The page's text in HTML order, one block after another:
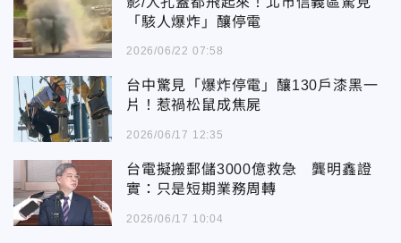
「駭人爆炸」釀停電
2026/06/22 07:58
台中驚見「爆炸停電」釀130戶漆黑一
片！惹禍松鼠成焦屍
2026/06/17 12:35
台電擬搬郵儲3000億救急 龔明鑫證
實：只是短期業務周轉
2026/06/17 10:04